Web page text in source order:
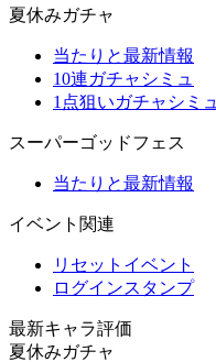
夏休みガチャ
当たりと最新情報
10連ガチャシミュ
1点狙いガチャシミュ
スーパーゴッドフェス
当たりと最新情報
イベント関連
リセットイベント
ログインスタンプ
最新キャラ評価
夏休みガチャ